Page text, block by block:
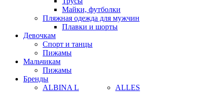
Майки, футболки
Пляжная одежда для мужчин
Плавки и шорты
Девочкам
Спорт и танцы
Пижамы
Мальчикам
Пижамы
Бренды
ALBINA L
ALLES